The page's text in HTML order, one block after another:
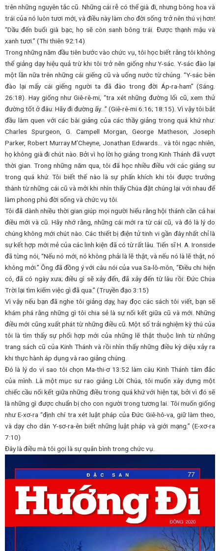
trên những nguyên tắc cũ. Những cái rễ có thể già đi, nhưng bông hoa và
trái của nó luôn tươi mới, và điều này làm cho đời sống trở nên thú vị hơn!
“Dầu đến buổi già bạc, họ sẽ còn sanh bông trái. Được thạnh mậu và
xanh tươi.” (Thi thiên 92:14)
Trong những năm đầu tiên bước vào chức vụ, tôi học biết rằng tôi không
thể giảng dạy hiệu quả trừ khi tôi trở nên giống như Y-sác. Y-sác đào lại
một lần nữa trên những cái giếng cũ và uống nước từ chúng. “Y-sác bèn
đào lại mấy cái giếng người ta đã đào trong đời Áp-ra-ham” (Sáng.
26:18). Hay giống như Giê-rê-mi, “tra xét những đường lối cũ, xem thử
đường tốt ở đâu: Hãy đi đường ấy…” (Giê-rê-mi 6:16; 18:15). Vì vậy tôi bắt
đầu làm quen với các bài giảng của các thầy giảng trong quá khứ như:
Charles Spurgeon, G. Campell Morgan, George Matheson, Joseph
Parker, Robert Murray M’Cheyne, Jonathan Edwards… và tôi ngạc nhiên,
họ không già đi chút nào. Bởi vì họ lời họ giảng trong Kinh Thánh đã vượt
thời gian. Trong những năm qua, tôi đã học nhiều điều với các giảng sư
trong quá khứ. Tôi biết thế nào là sự phấn khích khi tôi được trưởng
thành từ những cái cũ và mới khi nhìn thấy Chúa đặt chúng lại với nhau để
làm phong phú đời sống và chức vụ tôi.
Tôi đã dành nhiều thời gian giúp mọi người hiểu rằng hội thánh cần cả hai
điều mới và cũ. Hãy nhớ rằng, những cái mới ra từ cái cũ, và đó là lý do
chúng không mới chút nào. Các thiết bị điện tử tinh vi gần đây nhất chỉ là
sự kết hợp mới mẻ của các linh kiện đã có từ rất lâu. Tiến sĩ H. A. Ironside
đã từng nói, “Nếu nó mới, nó không phải là lẽ thật, và nếu nó là lẽ thật, nó
không mới.” Ông đã đồng ý với câu nói của vua Sa-lô-môn, “Điều chi hiện
có, đã có ngày xưa; điều gì sẽ xảy đến, đã xảy đến từ lâu rồi: Đức Chúa
Trời lại tìm kiếm việc gì đã qua.” (Truyền đạo 3:15)
Vì vậy nếu bạn đã nghe tôi giảng dạy, hay đọc các sách tôi viết, bạn sẽ
khám phá rằng những gì tôi chia sẻ là sự nối kết giữa cũ và mới. Những
điều mới cũng xuất phát từ những điều cũ. Một số trải nghiệm kỳ thú của
tôi là tìm thấy sự phối hợp mới của những lẽ thật thuộc linh từ những
trang sách cũ của Kinh Thánh và rồi nhìn thấy những điều kỳ diệu xảy ra
khi thực hành áp dụng và rao giảng chúng.
Đó là lý do vì sao tôi chọn Ma-thi-ơ 13:52 làm câu Kinh Thánh tâm đắc
của mình. Là một mục sư rao giảng Lời Chúa, tôi muốn xây dựng một
chiếc cầu nối kết giữa những điều trong quá khứ với hiện tại, bởi vì đó sẽ
là những gì được chuẩn bị cho con người trong tương lai. Tôi muốn giống
như E-xơ-ra “định chí tra xét luật pháp của Đức Giê-hô-va, giữ làm theo,
và dạy cho dân Y-sơ-ra-ên biết những luật pháp và giới mạng.” (E-xơ-ra
7:10)
Đây là điều mà tôi gọi là sự quân bình trong chức vụ.